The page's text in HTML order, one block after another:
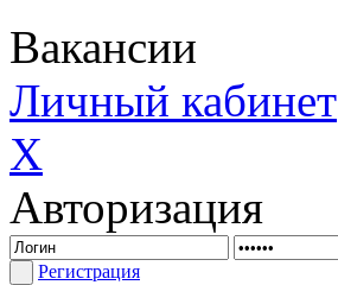
Вакансии
Личный кабинет
X
Авторизация
Регистрация